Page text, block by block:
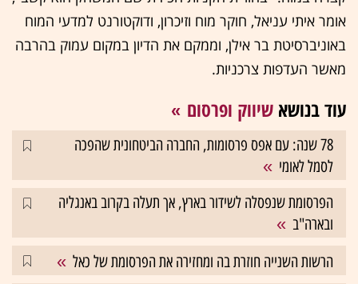
אומר איתי עניאל, חוקר מוח וזיכרון, ודוקטורנט למדעי המוח
באוניברסיטת בר אילן, וממקם את הדיון במקום עמוק בהרבה
מאשר העדפות צרכניות.
עוד בנושא שיווק ופרסום
78 שנה: עם אפס פרסומות, החברה הביטחונית שהפכה
לסמל לאומי
הפרסומת שנפסלה לשידור בארץ, אך תעלה בקרוב באנגליה
ובארה"ב
הרשות השנייה חוזרת בה ומחזירה את הפרסומת של כאל